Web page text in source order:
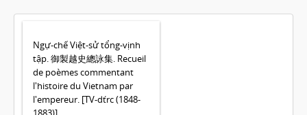
Ngự-chế Việt-sử tổng-vịnh
tập. 御製越史總詠集. Recueil
de poèmes commentant
l'histoire du Vietnam par
l'empereur. [TV-dťrc (1848-